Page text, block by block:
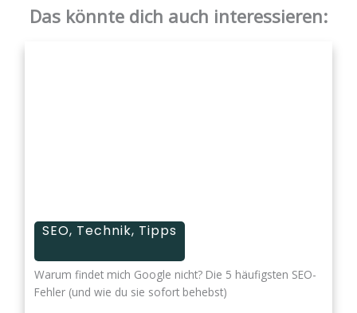
Das könnte dich auch interessieren:
SEO, Technik, Tipps
Warum findet mich Google nicht? Die 5 häufigsten SEO-
Fehler (und wie du sie sofort behebst)